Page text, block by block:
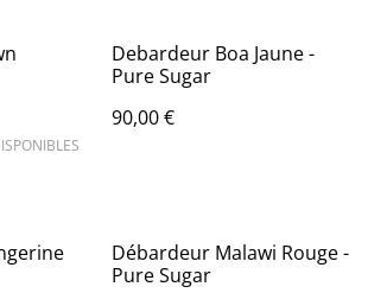
Debardeur Boa Jaune -
Pure Sugar
90,00 €
Débardeur Malawi Rouge -
Pure Sugar